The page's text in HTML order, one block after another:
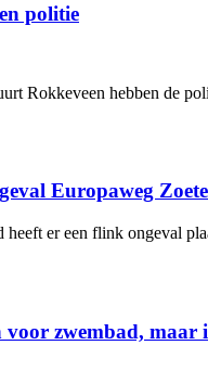
politie
Rokkeveen hebben de
Europaweg
heeft er een flink ongeval
zwembad, maar